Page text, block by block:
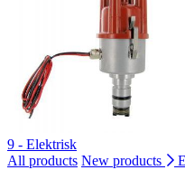
9 - Elektrisk
All products New products